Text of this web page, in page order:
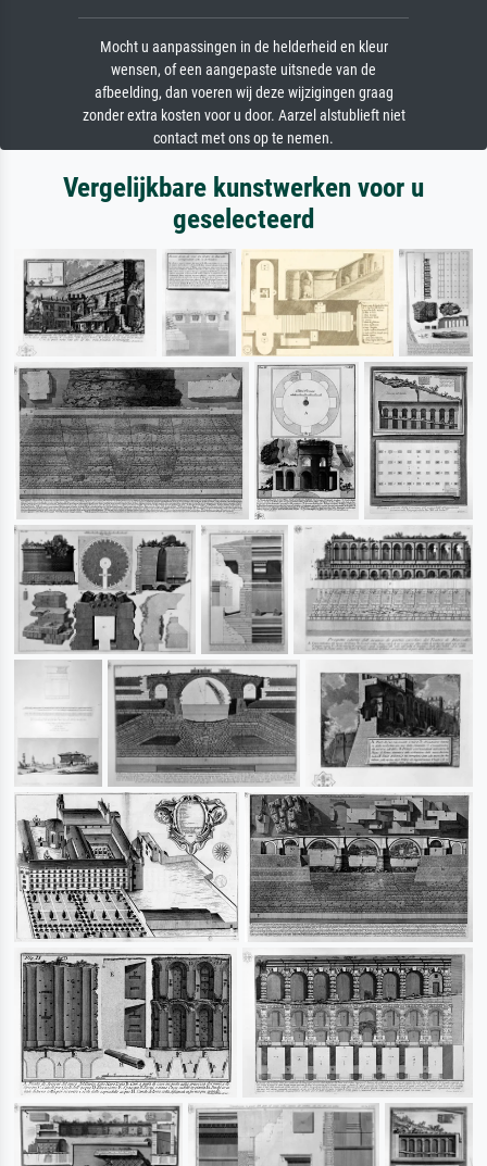
Mocht u aanpassingen in de helderheid en kleur
wensen, of een aangepaste uitsnede van de
afbeelding, dan voeren wij deze wijzigingen graag
zonder extra kosten voor u door. Aarzel alstublieft niet
contact met ons op te nemen.
Vergelijkbare kunstwerken voor u
geselecteerd